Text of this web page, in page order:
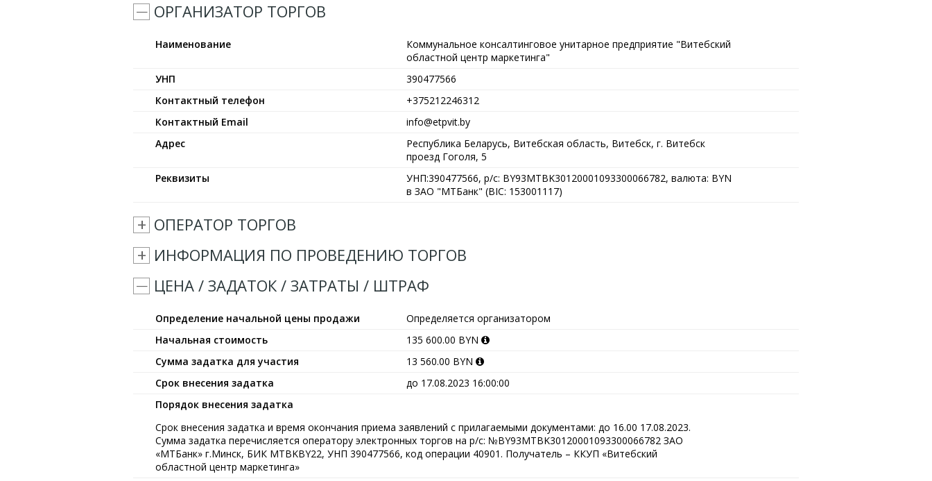
ОРГАНИЗАТОР ТОРГОВ
Наименование
Коммунальное консалтинговое унитарное предприятие "Витебский
областной центр маркетинга"
УНП
390477566
Контактный телефон
+375212246312
Контактный Email
info@etpvit.by
Адрес
Республика Беларусь, Витебская область, Витебск, г. Витебск
проезд Гоголя, 5
Реквизиты
УНП:390477566, р/с: BY93MTBK30120001093300066782, валюта: BYN
в ЗАО "МТБанк" (BIC: 153001117)
ОПЕРАТОР ТОРГОВ
ИНФОРМАЦИЯ ПО ПРОВЕДЕНИЮ ТОРГОВ
ЦЕНА / ЗАДАТОК / ЗАТРАТЫ / ШТРАФ
Определение начальной цены продажи
Определяется организатором
Начальная стоимость
135 600.00 BYN
Сумма задатка для участия
13 560.00 BYN
Срок внесения задатка
до 17.08.2023 16:00:00
Порядок внесения задатка
Срок внесения задатка и время окончания приема заявлений с прилагаемыми документами: до 16.00 17.08.2023.
Сумма задатка перечисляется оператору электронных торгов на р/с: №BY93MTBK30120001093300066782 ЗАО
«МТБанк» г.Минск, БИК MTBKBY22, УНП 390477566, код операции 40901. Получатель – ККУП «Витебский
областной центр маркетинга»